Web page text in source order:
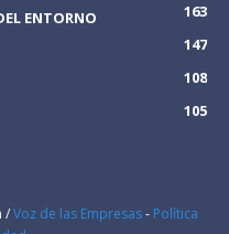
ENTORNO
163
147
108
105
/Voz de las Empresas- Política